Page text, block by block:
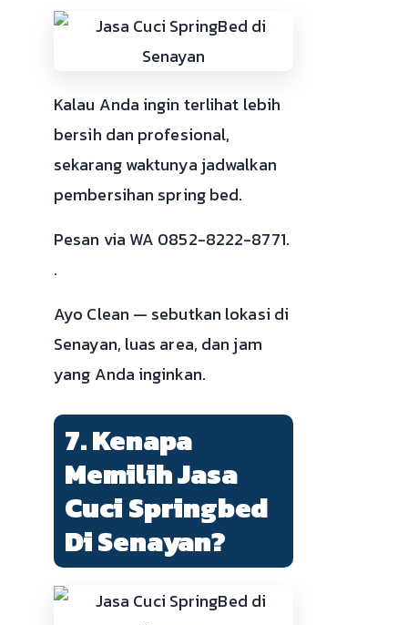
Kalau Anda ingin terlihat lebih
bersih dan profesional,
sekarang waktunya jadwalkan
pembersihan spring bed.
Pesan via WA 0852-8222-8771.
.
Ayo Clean — sebutkan lokasi di
Senayan, luas area, dan jam
yang Anda inginkan.
7. Kenapa
Memilih Jasa
Cuci Springbed
Di Senayan?